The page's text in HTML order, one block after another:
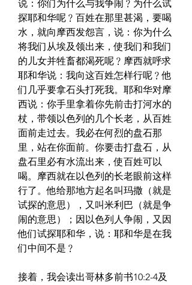
说：你们为什么与我争闹﹖为什么试
探耶和华呢﹖百姓在那里甚渴，要喝
水，就向摩西发怨言，说：你为什么
将我们从埃及领出来，使我们和我们
的儿女并牲畜都渴死呢﹖摩西就呼求
耶和华说：我向这百姓怎样行呢﹖他
们几乎要拿石头打死我。耶和华对摩
西说：你手里拿着你先前击打河水的
杖，带领以色列的几个长老，从百姓
面前走过去。我必在何烈的盘石那
里，站在你面前。你要击打盘石，从
盘石里必有水流出来，使百姓可以
喝。摩西就在以色列的长老眼前这样
行了。他给那地方起名叫玛撒（就是
试探的意思），又叫米利巴（就是争
闹的意思）；因以色列人争闹，又因
他们试探耶和华，说：耶和华是在我
们中间不是﹖
接着，我会读出哥林多前书10:2-4及